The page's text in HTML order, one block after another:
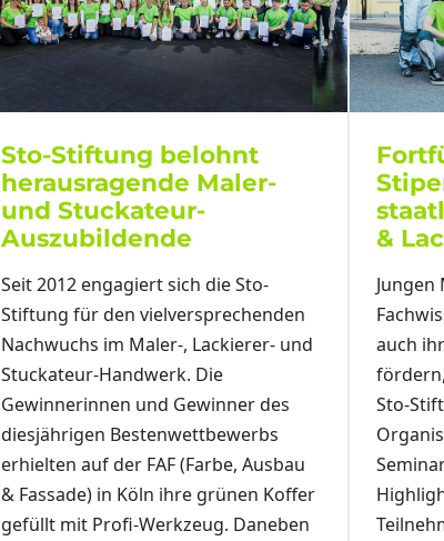
Sto-Stiftung belohnt
herausragende Maler-
und Stuckateur-
Auszubildende
Seit 2012 engagiert sich die Sto-
Stiftung für den vielversprechenden
Nachwuchs im Maler-, Lackierer- und
Stuckateur-Handwerk. Die
Gewinnerinnen und Gewinner des
diesjährigen Bestenwettbewerbs
erhielten auf der FAF (Farbe, Ausbau
& Fassade) in Köln ihre grünen Koffer
gefüllt mit Profi-Werkzeug. Daneben
&
auch
Sto-